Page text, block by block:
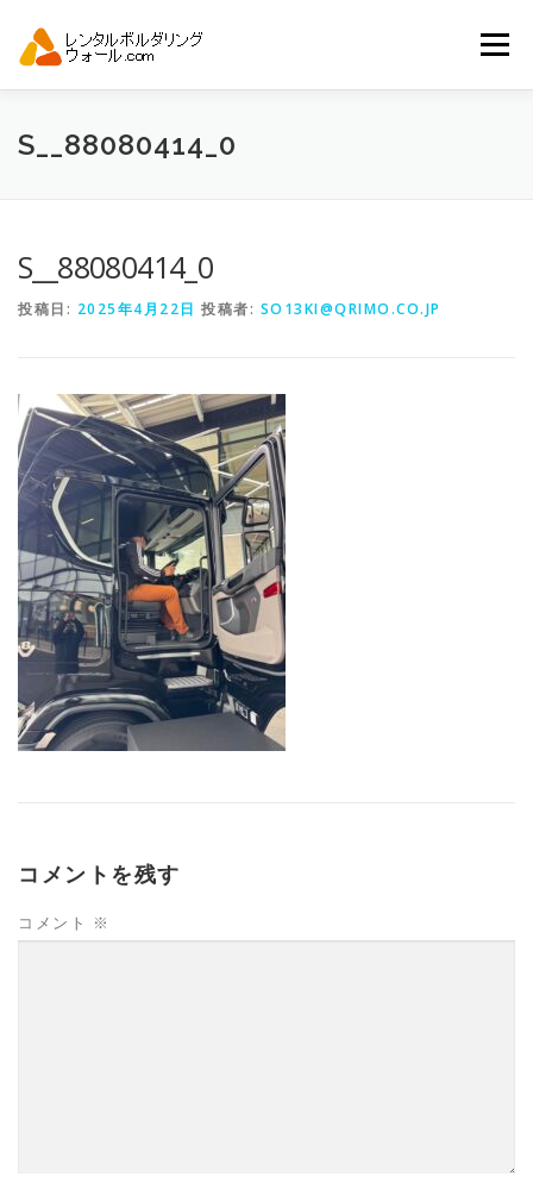
メニュー
トップ 自動見積り
S__88080414_0
S__88080414_0
投稿日: 2025年4月22日 投稿者: SO13KI@QRIMO.CO.JP
コメントを残す
コメント ※